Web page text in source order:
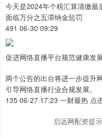
今天是2024年个税汇算清缴
面临万分之五滞纳金惩罚
491 06-30 09:29
促进网络直播平台规范健康发
两个公告的出台将进一步提升
引导网络直播行业合规发展。
135 06-27 17:23 一财最热 点
启远网配资提